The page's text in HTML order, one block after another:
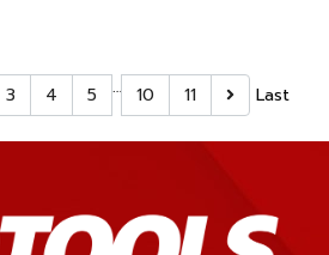
3 4 5 … 10 11 Last